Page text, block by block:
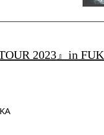
2023』in